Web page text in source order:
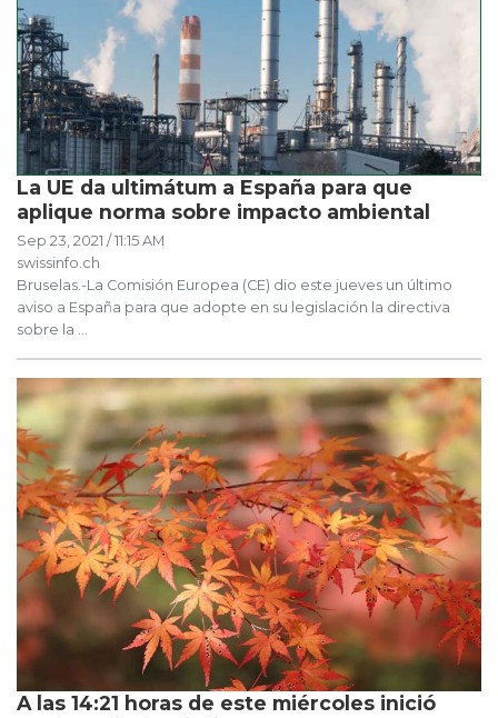
La UE da ultimátum a España para que
aplique norma sobre impacto ambiental
Sep 23, 2021 / 11:15 AM
swissinfo.ch
Bruselas.-La Comisión Europea (CE) dio este jueves un último
aviso a España para que adopte en su legislación la directiva
sobre la ...
A las 14:21 horas de este miércoles inició